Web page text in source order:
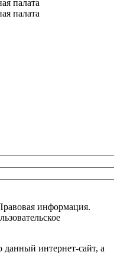
информация.
интернет-сайт, а